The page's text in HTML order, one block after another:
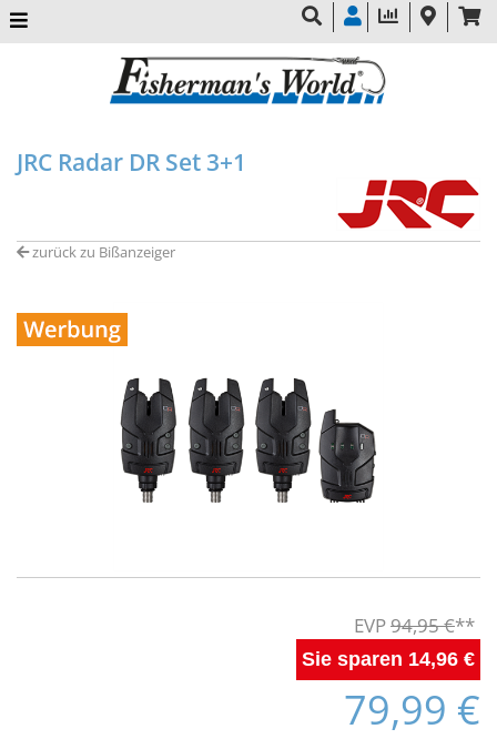
JRC Radar DR Set 3+1
zurück zu Bißanzeiger
94,95 €
14,96 €
79,99 €